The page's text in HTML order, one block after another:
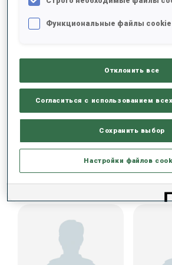
КОМАНДА КУБКА СРЕДИ
ЖЕНЩИНЫ
Функциональные файлы cookie
Отклонить все
Согласиться с использованием
Сохранить выбор
Настройки файлов